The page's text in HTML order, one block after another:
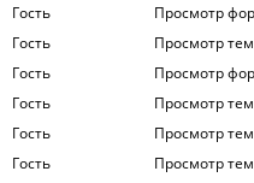
Гость
Просмотр
Гость
Просмотр
Гость
Просмотр
Гость
Просмотр
Гость
Просмотр
Гость
Просмотр